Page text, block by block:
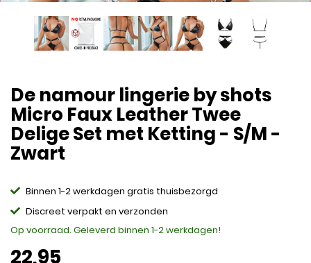
De namour lingerie by shots
Micro Faux Leather Twee
Delige Set met Ketting - S/M -
Zwart
Binnen 1-2 werkdagen gratis thuisbezorgd
Discreet verpakt en verzonden
Op voorraad. Geleverd binnen 1-2 werkdagen!
22,95